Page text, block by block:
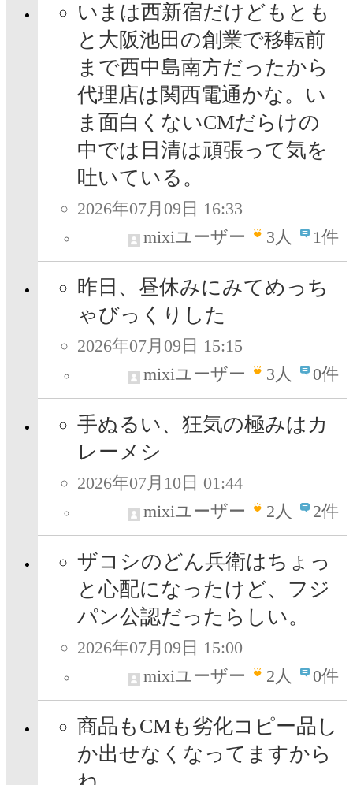
いまは西新宿だけどもとも
と大阪池田の創業で移転前
まで西中島南方だったから
代理店は関西電通かな。い
ま面白くないCMだらけの
中では日清は頑張って気を
吐いている。
2026年07月09日 16:33
mixiユーザー
3人 1件
昨日、昼休みにみてめっち
ゃびっくりした
2026年07月09日 15:15
mixiユーザー
3人 0件
手ぬるい、狂気の極みはカ
レーメシ
2026年07月10日 01:44
mixiユーザー
2人 2件
ザコシのどん兵衛はちょっ
と心配になったけど、フジ
パン公認だったらしい。
2026年07月09日 15:00
mixiユーザー
2人 0件
商品もCMも劣化コピー品し
か出せなくなってますから